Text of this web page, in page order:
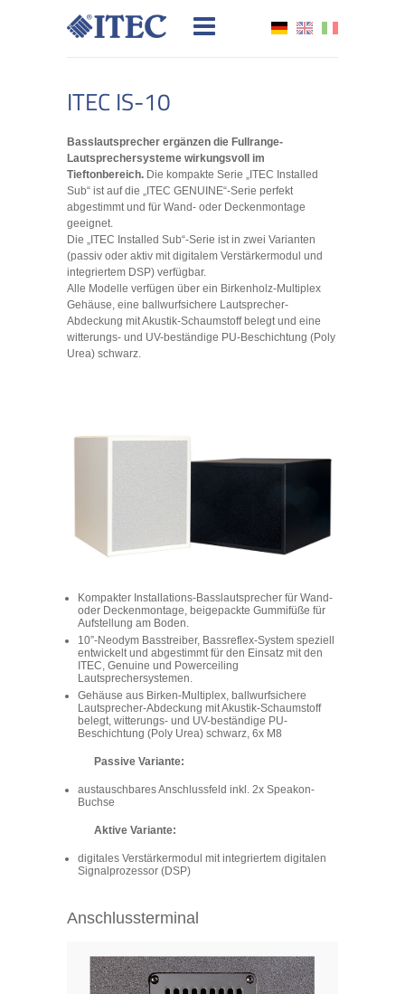
ITEC IS-10
Basslautsprecher ergänzen die Fullrange-
Lautsprechersysteme wirkungsvoll im
Tieftonbereich. Die kompakte Serie „ITEC Installed
Sub“ ist auf die „ITEC GENUINE“-Serie perfekt
abgestimmt und für Wand- oder Deckenmontage
geeignet.
Die „ITEC Installed Sub“-Serie ist in zwei Varianten
(passiv oder aktiv mit digitalem Verstärkermodul und
integriertem DSP) verfügbar.
Alle Modelle verfügen über ein Birkenholz-Multiplex
Gehäuse, eine ballwurfsichere Lautsprecher-
Abdeckung mit Akustik-Schaumstoff belegt und eine
witterungs- und UV-beständige PU-Beschichtung (Poly
Urea) schwarz.
Kompakter Installations-Basslautsprecher für Wand-
oder Deckenmontage, beigepackte Gummifüße für
Aufstellung am Boden.
10”-Neodym Basstreiber, Bassreflex-System speziell
entwickelt und abgestimmt für den Einsatz mit den
ITEC, Genuine und Powerceiling
Lautsprechersystemen.
Gehäuse aus Birken-Multiplex, ballwurfsichere
Lautsprecher-Abdeckung mit Akustik-Schaumstoff
belegt, witterungs- und UV-beständige PU-
Beschichtung (Poly Urea) schwarz, 6x M8
Passive Variante:
austauschbares Anschlussfeld inkl. 2x Speakon-
Buchse
Aktive Variante:
digitales Verstärkermodul mit integriertem digitalen
Signalprozessor (DSP)
Anschlussterminal